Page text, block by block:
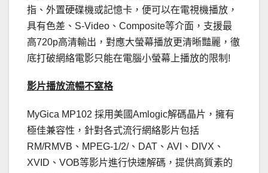
指、外置硬碟機或記憶卡，便可以在電視機播放，
具有色差、S-Video、Composite等介面，支援最
高720p高清輸出，對應大螢幕播放更清晰豔麗，徹
底打破網絡電影只能在電腦小螢幕上播放的限制!
影片播放流暢不窒格
MyGica MP102 採用美國Amlogic解碼晶片，擁有
極佳兼容性，針對各式流行網絡影片包括
RM/RMVB、MPEG-1/2/、DAT、AVI、DIVX、
XVID、VOB等影片進行快速解碼，提供高質素的